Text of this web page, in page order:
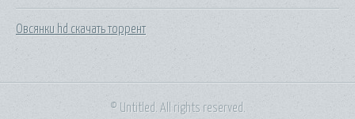
Овсянки hd скачать торрент
© Untitled. All rights reserved.